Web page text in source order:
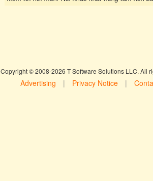
Copyright © 2008-2026 T Software Solutions LLC. All
Advertising | Privacy Notice |